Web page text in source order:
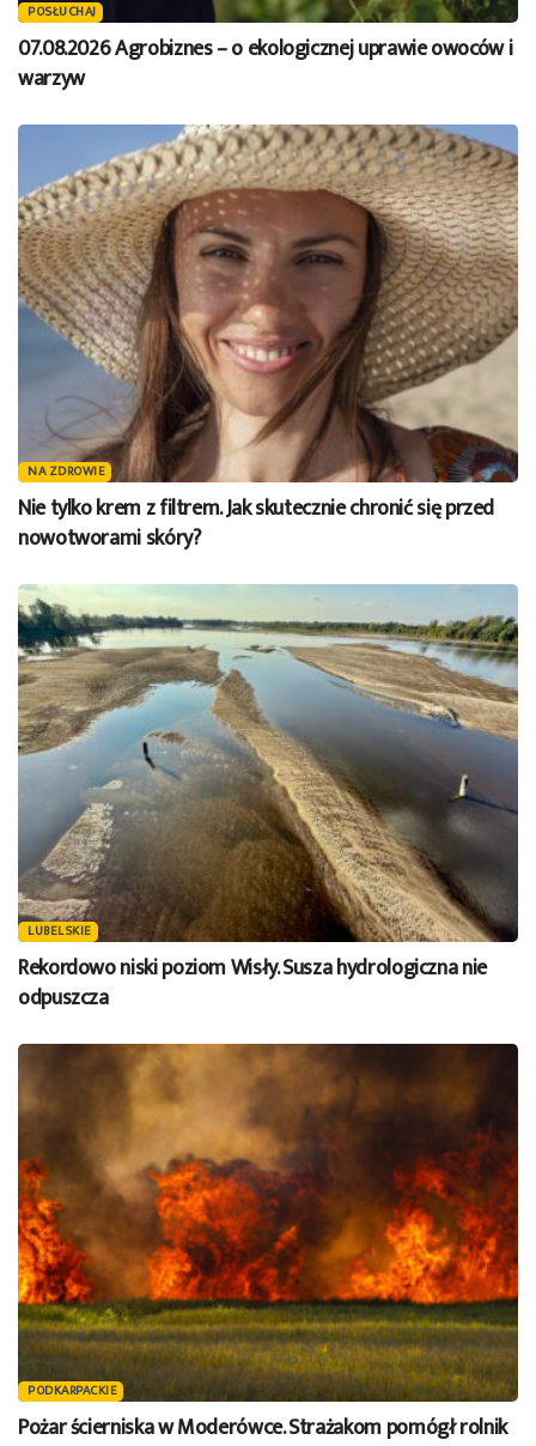
POSŁUCHAJ
07.08.2026 Agrobiznes – o ekologicznej uprawie owoców i
warzyw
NA ZDROWIE
Nie tylko krem z filtrem. Jak skutecznie chronić się przed
nowotworami skóry?
LUBELSKIE
Rekordowo niski poziom Wisły. Susza hydrologiczna nie
odpuszcza
PODKARPACKIE
Pożar ścierniska w Moderówce. Strażakom pomógł rolnik